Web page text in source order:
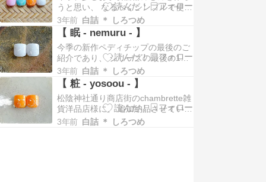
こととなりました。 例年、ペディチ
ップのお取り扱いは夏季のみです
が、…
うと思い、 なるべくシンプルで使い
やすく、 それでいて白詰らしいもの
をと考えたのが、 【 四季 】のシリ
ーズでした。 左から、 【 笑 -
warau -】 【 滴 - sitataru - 】 【 粧
- yosoou - 】 【 眠 - ne…
3年前 白詰 ＊ しろつめ
【 眠 - nemuru - 】
今季の新作ペディチップの最後のご
紹介であり、 シリーズの最後の1つ
でもあります。 【 眠 - nemuru - 】
ホワイトとグレーの柔らかなマーブ
ルカラーに、 白い円周を描いて、白
いシェルを載せた、 カラーレスなデ
ザイン。 他の同シリーズのものより
シェルを多めに載せています。…
3年前 白詰 ＊ しろつめ
【 粧 - yosoou - 】
松陰神社通り商店街のchambrette雑
貨洋品店様に、 追加納品させていた
だいた新作ペディチップご紹介！ 【
3年前 白詰 ＊ しろつめ